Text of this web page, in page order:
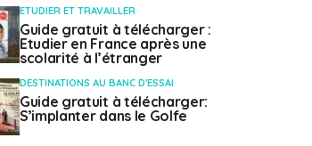
ETUDIER ET TRAVAILLER
Guide gratuit à télécharger :
Etudier en France après une
scolarité à l’étranger
DESTINATIONS AU BANC D'ESSAI
Guide gratuit à télécharger:
S’implanter dans le Golfe